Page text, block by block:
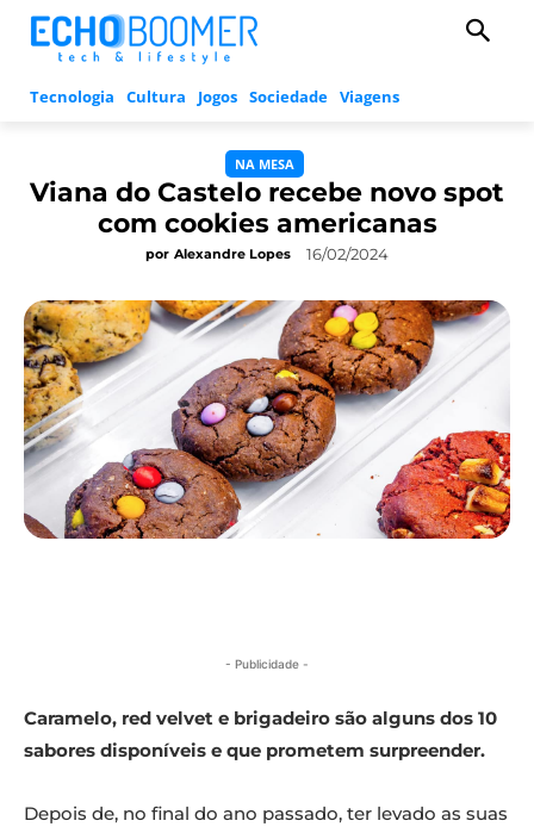
Tecnologia Cultura Jogos Sociedade Viagens
NA MESA
Viana do Castelo recebe novo spot
com cookies americanas
por Alexandre Lopes 16/02/2024
- Publicidade -
Caramelo, red velvet e brigadeiro são alguns dos 10
sabores disponíveis e que prometem surpreender.
Depois de, no final do ano passado, ter levado as suas